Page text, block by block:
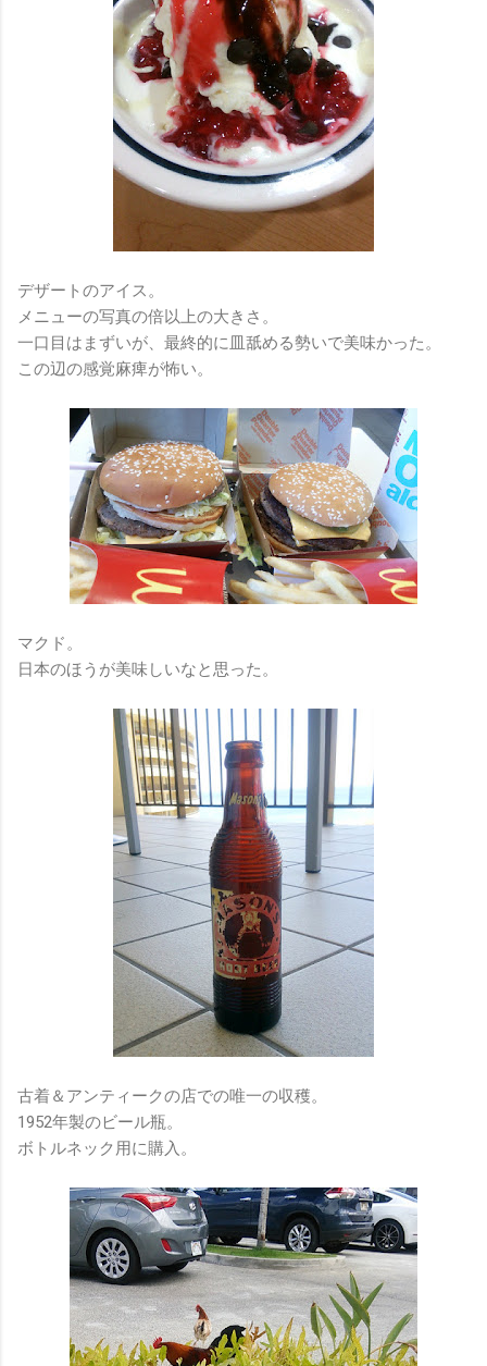
デザートのアイス。
メニューの写真の倍以上の大きさ。
一口目はまずいが、最終的に皿舐める勢いで美味かった。
この辺の感覚麻痺が怖い。
マクド。
日本のほうが美味しいなと思った。
古着＆アンティークの店での唯一の収穫。
1952年製のビール瓶。
ボトルネック用に購入。